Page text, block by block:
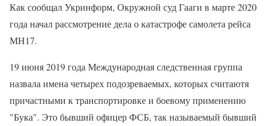
Как сообщал Укринформ, Окружной суд Гааги в марте 2020
года начал рассмотрение дела о катастрофе самолета рейса
МН17.
19 июня 2019 года Международная следственная группа
назвала имена четырех подозреваемых, которых считаютя
причастными к транспортировке и боевому применению
"Бука". Это бывший офицер ФСБ, так называемый бывший